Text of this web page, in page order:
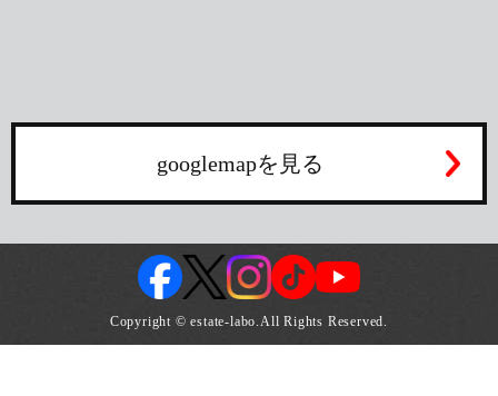
googlemapを見る
Copyright © estate-labo.All Rights Reserved.